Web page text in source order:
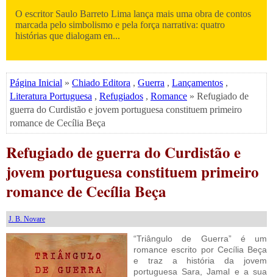
O escritor Saulo Barreto Lima lança mais uma obra de contos
marcada pelo simbolismo e pela força narrativa: quatro
histórias que dialogam en...
Página Inicial » Chiado Editora , Guerra , Lançamentos ,
Literatura Portuguesa , Refugiados , Romance » Refugiado de
guerra do Curdistão e jovem portuguesa constituem primeiro
romance de Cecília Beça
Refugiado de guerra do Curdistão e
jovem portuguesa constituem primeiro
romance de Cecília Beça
J. B. Novare
“Triângulo de Guerra” é um
romance escrito por Cecília Beça
e traz a história da jovem
portuguesa Sara, Jamal e a sua